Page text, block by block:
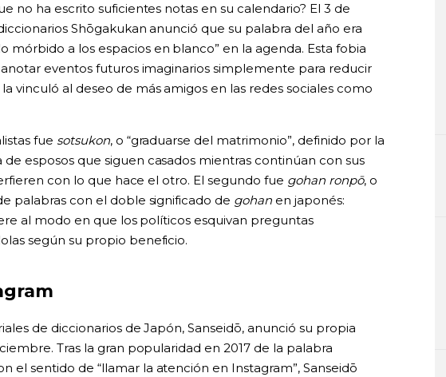
no ha escrito suficientes notas en su calendario? El 3 de
Shōgakukan anunció que su palabra del año era
mórbido a los espacios en blanco” en la agenda. Esta fobia
eventos futuros imaginarios simplemente para reducir
vinculó al deseo de más amigos en las redes sociales como
fue sotsukon, o “graduarse del matrimonio”, definido por la
esposos que siguen casados mientras continúan con sus
con lo que hace el otro. El segundo fue gohan ronpō, o
palabras con el doble significado de gohan en japonés:
al modo en que los políticos esquivan preguntas
según su propio beneficio.
de diccionarios de Japón, Sanseidō, anunció su propia
Tras la gran popularidad en 2017 de la palabra
el sentido de “llamar la atención en Instagram”, Sanseidō